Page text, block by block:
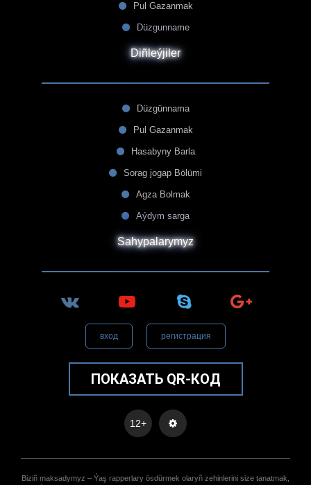
Pul Gazanmak
Düzgunname
Diñleýjiler
Düzgünnama
Pul Gazanmak
Hasabyny Barla
Sorag jogap Bölümi
Agza Bolmak
Aýdym sarga
Sahypalarymyz
вход регистрация
ПОКАЗАТЬ QR-КОД
12+
Biziñ maksadymyz – Ýaş rapperlary ösdürmek olaryñ zehinlerini size tanatmak,